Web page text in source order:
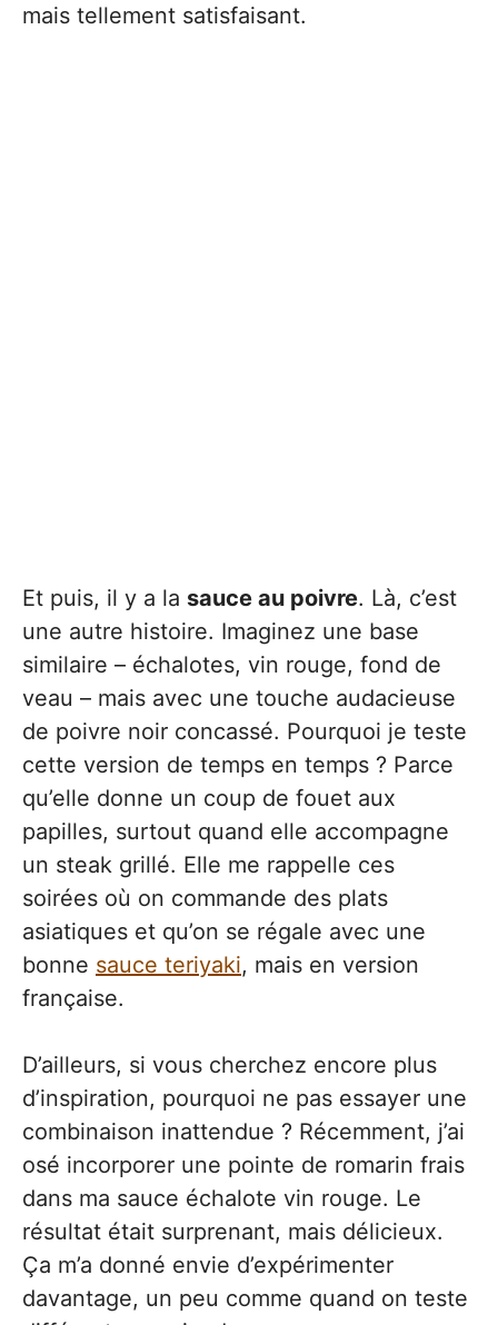
mais tellement satisfaisant.
Et puis, il y a la sauce au poivre. Là, c’est
une autre histoire. Imaginez une base
similaire – échalotes, vin rouge, fond de
veau – mais avec une touche audacieuse
de poivre noir concassé. Pourquoi je teste
cette version de temps en temps ? Parce
qu’elle donne un coup de fouet aux
papilles, surtout quand elle accompagne
un steak grillé. Elle me rappelle ces
soirées où on commande des plats
asiatiques et qu’on se régale avec une
bonne sauce teriyaki, mais en version
française.
D’ailleurs, si vous cherchez encore plus
d’inspiration, pourquoi ne pas essayer une
combinaison inattendue ? Récemment, j’ai
osé incorporer une pointe de romarin frais
dans ma sauce échalote vin rouge. Le
résultat était surprenant, mais délicieux.
Ça m’a donné envie d’expérimenter
davantage, un peu comme quand on teste